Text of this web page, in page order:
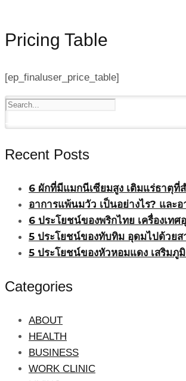
Pricing Table
[ep_finaluser_price_table]
Recent Posts
6 ผักที่มีแมกนีเซียมสูง เติมแร่ธาตุ
อาการแพ้นมวัว เป็นอย่างไร? และ
6 ประโยชน์ของพริกไทย เครื่องเท
5 ประโยชน์ของทับทิม อุดมไปด้วย
5 ประโยชน์ของหัวหอมแดง เสริม
Categories
ABOUT
HEALTH
BUSINESS
WORK CLINIC